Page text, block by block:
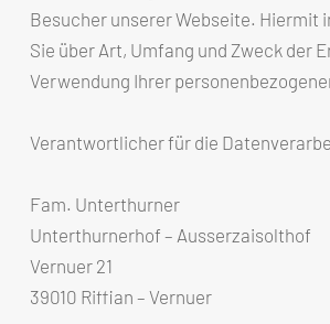
Besucher unserer Webseite. Hiermit
Sie über Art, Umfang und Zweck der
Verwendung Ihrer
Verantwortlicher für die
Fam. Unterthurner
Unterthurnerhof – Ausserzaisolthof
Vernuer 21
39010 Riffian – Vernuer